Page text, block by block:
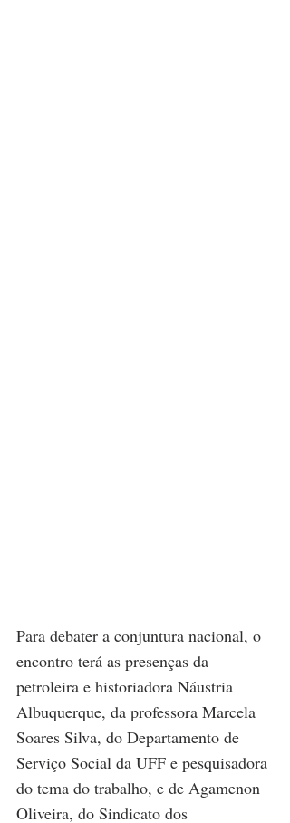
Para debater a conjuntura nacional, o
encontro terá as presenças da
petroleira e historiadora Náustria
Albuquerque, da professora Marcela
Soares Silva, do Departamento de
Serviço Social da UFF e pesquisadora
do tema do trabalho, e de Agamenon
Oliveira, do Sindicato dos